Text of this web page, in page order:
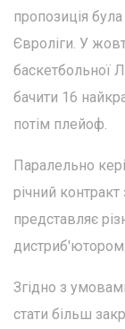
пропозиція
Євроліги. У
баскетбольної
бачити 16
потім плейоф.
Паралельно
річний
представляє
дистриб'ютором
Згідно з
стати більш